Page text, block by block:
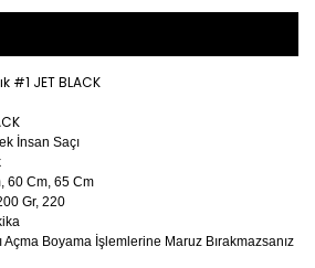
#1 JET BLACK
İnsan Saçı
60 Cm, 65 Cm
Gr, 220
Açma Boyama İşlemlerine Maruz Bırakmazsanız